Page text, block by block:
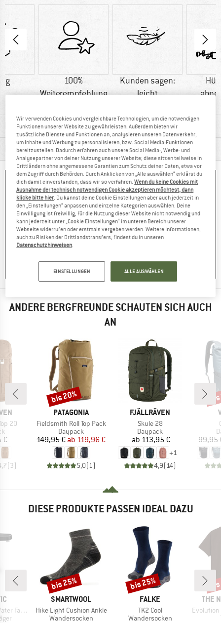
g
100%
Weiterempfehlung
Kunden sagen:
leicht
MATERIALINFOS & FEATURES
PRODUKTBESCHREIBUNG
ANDERE BERGFREUNDE SCHAUTEN SICH AUCH
AN
20
€
(3)
MARKE
PATAGONIA
Artikel
Fieldsmith Roll Top Pack
Produktgruppe
Daypack
Preis
149,95 € reduzierter Preis
ab 119,96 €
5,0( 1)
Rabatt
bis 20%
MARKE
FJÄLLRÄVEN
Artikel
Skule 28
Produktgruppe
Daypack
Preis
ab 113,95 €
+1
4,9( 14)
99,95
DIESE PRODUKTE PASSEN IDEAL DAZU
Faucet
MARKE
SMARTWOOL
Artikel
Hike Light Cushion Ankle
Produktgruppe
Wandersocken
Rabatt
bis 25%
MARKE
FALKE
Artikel
TK2 Cool
Produktgruppe
Wandersocken
Rabatt
bis 25%
THE
Artikel
Evolution
Wir verwenden Cookies und vergleichbare Technologien, um die notwendigen
Funktionen unserer Website zu gewährleisten. Außerdem bieten wir
zusätzliche Dienste und Funktionen an, analysieren unseren Datenverkehr,
um Inhalte und Werbung zu personalisieren, bzw. Social Media-Funktionen
bereitzustellen. Dadurch erfahren auch unsere Social Media-, Werbe- und
Analysepartner von deiner Nutzung unserer Website; diese sitzen teilweise in
Drittländern ohne angemessene Garantien zum Schutz deiner Daten, etwa vor
dem Zugriff durch Behörden. Durch Anklicken von „Alle auswählen“ erklärst du
dich damit einverstanden, dass wir so verfahren.Wenn du keine Cookies mit
Ausnahme der technisch notwendigen Cookie akzeptieren möchtest, dann
klicke bitte hier . Du kannst deine Cookie Einstellungen aber auch jederzeit in
den „Einstellungen“ anpassen und einzelne Kategorien auswählen. Deine
Einwilligung ist freiwillig, für die Nutzung dieser Website nicht notwendig und
kann jederzeit unter „Cookie Einstellungen“ im unteren Bereich unserer
Webseite widerrufen oder erstmals vergeben werden. Weitere Informationen,
auch zu Risiken der Drittlandstransfers, findest du in unseren
Datenschutzhinweisen
EINSTELLUNGEN ALLE AUSWÄHLEN